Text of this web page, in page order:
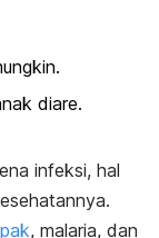
diare.
infeksi, hal
, malaria, dan